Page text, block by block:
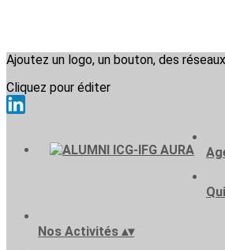
Ajoutez un logo, un bouton, des
Cliquez pour éditer
Nos Activités ▴▾